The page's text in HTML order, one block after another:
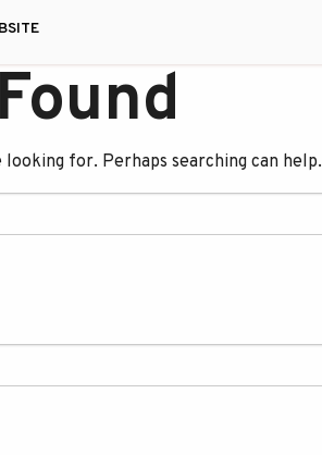
looking for. Perhaps searching can help.